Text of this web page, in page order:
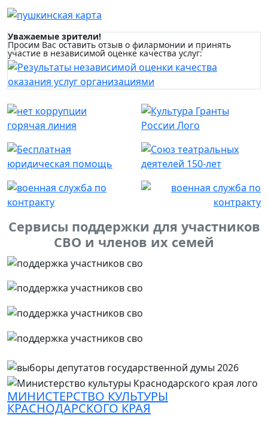
Уважаемые зрители!
Просим Вас оставить отзыв о филармонии и принять
участие в независимой оценке качества услуг:
Сервисы поддержки для участников
СВО и членов их семей
МИНИСТЕРСТВО КУЛЬТУРЫ
КРАСНОДАРСКОГО КРАЯ